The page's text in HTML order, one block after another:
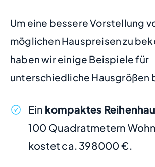
Um eine bessere Vorstellung
möglichen Hauspreisen zu
haben wir einige Beispiele für
unterschiedliche Hausgrößen
Ein kompaktes
100 Quadratmetern
kostet ca. 398000 €.